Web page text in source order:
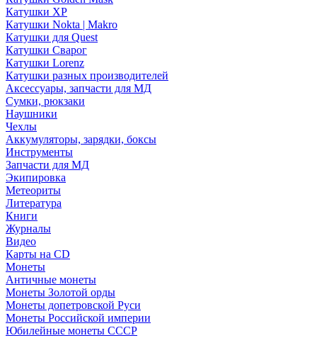
Катушки XP
Катушки Nokta | Makro
Катушки для Quest
Катушки Сварог
Катушки Lorenz
Катушки разных производителей
Аксессуары, запчасти для МД
Сумки, рюкзаки
Наушники
Чехлы
Аккумуляторы, зарядки, боксы
Инструменты
Запчасти для МД
Экипировка
Метеориты
Литература
Книги
Журналы
Видео
Карты на CD
Монеты
Античные монеты
Монеты Золотой орды
Монеты допетровской Руси
Монеты Российской империи
Юбилейные монеты СССР